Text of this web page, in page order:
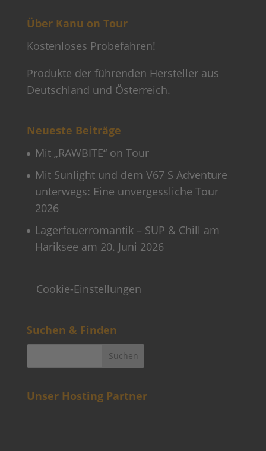
Über Kanu on Tour
Kostenloses Probefahren!
Produkte der führenden Hersteller aus
Deutschland und Österreich.
Neueste Beiträge
Mit „RAWBITE“ on Tour
Mit Sunlight und dem V67 S Adventure
unterwegs: Eine unvergessliche Tour
2026
Lagerfeuerromantik – SUP & Chill am
Hariksee am 20. Juni 2026
Cookie-Einstellungen
Suchen & Finden
Unser Hosting Partner